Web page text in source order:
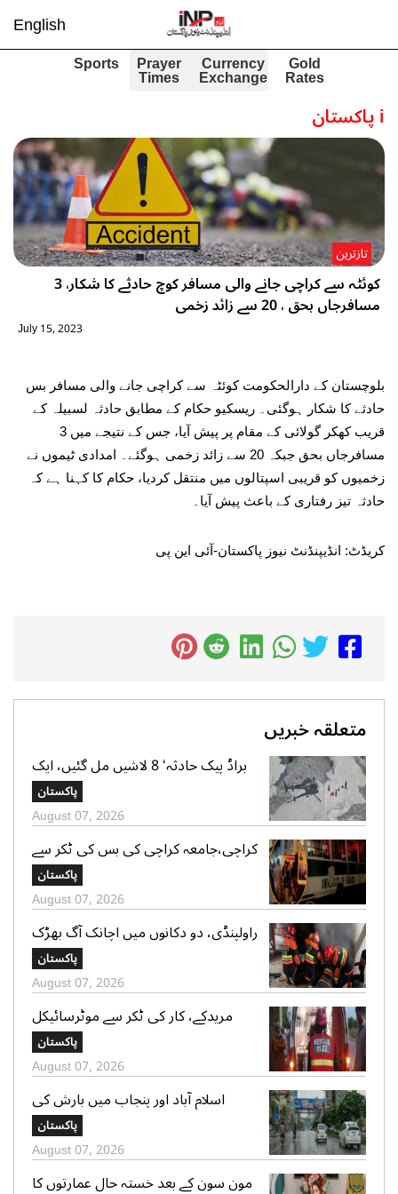
English
Gold
Rates
Currency
Exchange
Prayer
Times
Sports
iپاکستان
کوئٹہ سے کراچی جانے والی مسافر کوچ حادثے کا شکار، 3
مسافرجاں بحق ، 20 سے زائد زخمی
تازترین
July 15, 2023
بلوچستان کے دارالحکومت کوئٹہ سے کراچی جانے والی مسافر بس
حادثے کا شکار ہوگئی۔ ریسکیو حکام کے مطابق حادثہ لسبیلہ کے
قریب کھکر گولائی کے مقام پر پیش آیا، جس کے نتیجے میں 3
مسافرجاں بحق جبکہ 20 سے زائد زخمی ہوگئے۔ امدادی ٹیموں نے
زخمیوں کو قریبی اسپتالوں میں منتقل کردیا، حکام کا کہنا ہے کہ
حادثہ تیز رفتاری کے باعث پیش آیا۔
کریڈٹ: انڈیپنڈنٹ نیوز پاکستان-آئی این پی
متعلقہ خبریں
براڈ پیک حادثہ‘ 8 لاشیں مل گئیں، ایک
تک رسائی مشکل، 2 کی تلاش جاری‘
صدر الپائن کلب
پاکستان
August 07, 2026
کراچی،جامعہ کراچی کی بس کی ٹکر سے
موٹر سائیکل سوار لڑکی جاں بحق،ڈرائیور
گرفتار
پاکستان
August 07, 2026
راولپنڈی، دو دکانوں میں اچانک آگ بھڑک
اٹھی، ریسکیو کی بروقت کارروائی، بڑا
نقصان ٹل گیا
پاکستان
August 07, 2026
مریدکے، کار کی ٹکر سے موٹرسائیکل
سوار 2 دوست جاں بحق، بچہ شدید
زخمی
پاکستان
August 07, 2026
اسلام آباد اور پنجاب میں بارش کی
پیشگوئی، کراچی میں بوندا باندی کا
امکان
پاکستان
August 07, 2026
مون سون کے بعد خستہ حال عمارتوں کا